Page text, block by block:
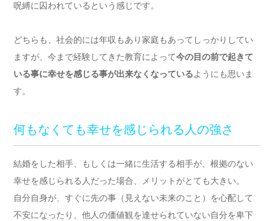
呪縛に囚われているという感じです。
どちらも、社会的には年収もあり家庭もあってしっかりしてい
ますが、今まで経験してきた教育によって今の目の前で起きて
いる事に幸せを感じる事が出来なくなっているようにも思いま
す。
何もなくても幸せを感じられる人の強さ
結婚をした相手、もしくは一緒に生活する相手が、根拠のない
幸せを感じられる人だった場合、メリットがとても大きい。
自分自身が、すぐに先の事（見えない未来のこと）を心配して
不安になったり、他人の価値観を達せられていない自分を卑下